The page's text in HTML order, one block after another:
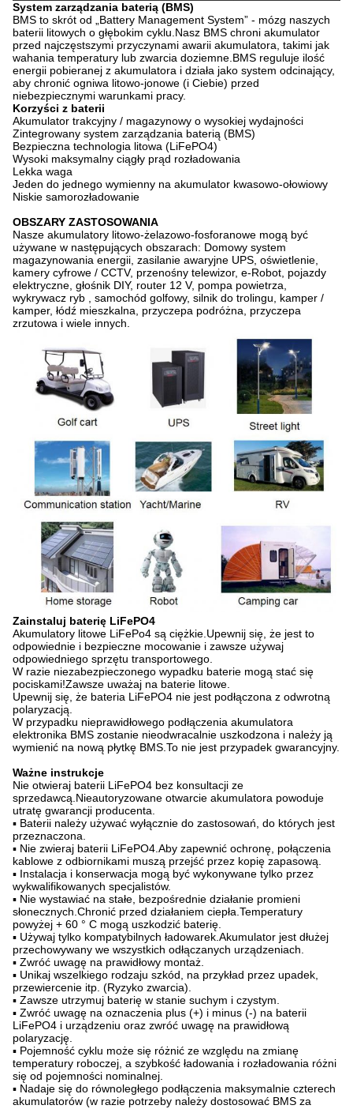
System zarządzania baterią (BMS)
BMS to skrót od „Battery Management System” - mózg naszych
baterii litowych o głębokim cyklu.Nasz BMS chroni akumulator
przed najczęstszymi przyczynami awarii akumulatora, takimi jak
wahania temperatury lub zwarcia doziemne.BMS reguluje ilość
energii pobieranej z akumulatora i działa jako system odcinający,
aby chronić ogniwa litowo-jonowe (i Ciebie) przed
niebezpiecznymi warunkami pracy.
Korzyści z baterii
Akumulator trakcyjny / magazynowy o wysokiej wydajności
Zintegrowany system zarządzania baterią (BMS)
Bezpieczna technologia litowa (LiFePO4)
Wysoki maksymalny ciągły prąd rozładowania
Lekka waga
Jeden do jednego wymienny na akumulator kwasowo-ołowiowy
Niskie samorozładowanie
OBSZARY ZASTOSOWANIA
Nasze akumulatory litowo-żelazowo-fosforanowe mogą być
używane w następujących obszarach: Domowy system
magazynowania energii, zasilanie awaryjne UPS, oświetlenie,
kamery cyfrowe / CCTV, przenośny telewizor, e-Robot, pojazdy
elektryczne, głośnik DIY, router 12 V, pompa powietrza,
wykrywacz ryb , samochód golfowy, silnik do trolingu, kamper /
kamper, łódź mieszkalna, przyczepa podróżna, przyczepa
zrzutowa i wiele innych.
Zainstaluj baterię LiFePO4
Akumulatory litowe LiFePo4 są ciężkie.Upewnij się, że jest to
odpowiednie i bezpieczne mocowanie i zawsze używaj
odpowiedniego sprzętu transportowego.
W razie niezabezpieczonego wypadku baterie mogą stać się
pociskami!Zawsze uważaj na baterie litowe.
Upewnij się, że bateria LiFePO4 nie jest podłączona z odwrotną
polaryzacją.
W przypadku nieprawidłowego podłączenia akumulatora
elektronika BMS zostanie nieodwracalnie uszkodzona i należy ją
wymienić na nową płytkę BMS.To nie jest przypadek gwarancyjny.
Ważne instrukcje
Nie otwieraj baterii LiFePO4 bez konsultacji ze
sprzedawcą.Nieautoryzowane otwarcie akumulatora powoduje
utratę gwarancji producenta.
▪ Baterii należy używać wyłącznie do zastosowań, do których jest
przeznaczona.
▪ Nie zwieraj baterii LiFePO4.Aby zapewnić ochronę, połączenia
kablowe z odbiornikami muszą przejść przez kopię zapasową.
▪ Instalacja i konserwacja mogą być wykonywane tylko przez
wykwalifikowanych specjalistów.
▪ Nie wystawiać na stałe, bezpośrednie działanie promieni
słonecznych.Chronić przed działaniem ciepła.Temperatury
powyżej + 60 ° C mogą uszkodzić baterię.
▪ Używaj tylko kompatybilnych ładowarek.Akumulator jest dłużej
przechowywany we wszystkich odłączanych urządzeniach.
▪ Zwróć uwagę na prawidłowy montaż.
▪ Unikaj wszelkiego rodzaju szkód, na przykład przez upadek,
przewiercenie itp. (Ryzyko zwarcia).
▪ Zawsze utrzymuj baterię w stanie suchym i czystym.
▪ Zwróć uwagę na oznaczenia plus (+) i minus (-) na baterii
LiFePO4 i urządzeniu oraz zwróć uwagę na prawidłową
polaryzację.
▪ Pojemność cyklu może się różnić ze względu na zmianę
temperatury roboczej, a szybkość ładowania i rozładowania różni
się od pojemności nominalnej.
▪ Nadaje się do równoległego podłączenia maksymalnie czterech
akumulatorów (w razie potrzeby należy dostosować BMS za